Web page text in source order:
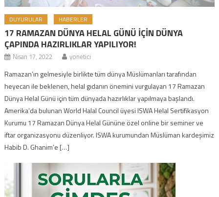
DUYURULAR HABERLER
17 RAMAZAN DÜNYA HELAL GÜNÜ İÇİN DÜNYA
ÇAPINDA HAZIRLIKLAR YAPILIYOR!
Nisan 17, 2022 yonetici
Ramazan’ın gelmesiyle birlikte tüm dünya Müslümanları tarafından
heyecan ile beklenen, helal gıdanın önemini vurgulayan 17 Ramazan
Dünya Helal Günü için tüm dünyada hazırlıklar yapılmaya başlandı.
Amerika’da bulunan World Halal Council üyesi ISWA Helal Sertifikasyon
Kurumu 17 Ramazan Dünya Helal Gününe özel online bir seminer ve
iftar organizasyonu düzenliyor. ISWA kurumundan Müslüman kardeşimiz
Habib D. Ghanim’e […]